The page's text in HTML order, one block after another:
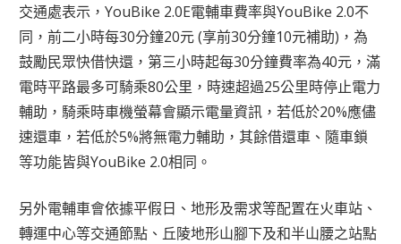
交通處表示，YouBike 2.0E電輔車費率與YouBike 2.0不
同，前二小時每30分鐘20元 (享前30分鐘10元補助)，為
鼓勵民眾快借快還，第三小時起每30分鐘費率為40元，滿
電時平路最多可騎乘80公里，時速超過25公里時停止電力
輔助，騎乘時車機螢幕會顯示電量資訊，若低於20%應儘
速還車，若低於5%將無電力輔助，其餘借還車、隨車鎖
等功能皆與YouBike 2.0相同。
另外電輔車會依據平假日、地形及需求等配置在火車站、
轉運中心等交通節點、丘陵地形山腳下及和半山腰之站點